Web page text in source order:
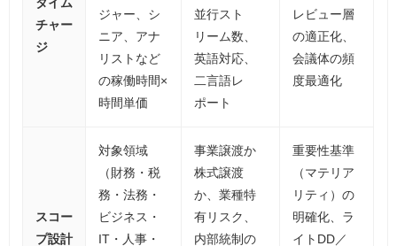
タイム
チャー
ジ
ジャー、シ
ニア、アナ
リストなど
の稼働時間×
時間単価
並行スト
リーム数、
英語対応、
二言語レ
ポート
レビュー層
の適正化、
会議体の頻
度最適化
スコー
プ設計
対象領域
（財務・税
務・法務・
ビジネス・
IT・人事・
事業譲渡か
株式譲渡
か、業種特
有リスク、
内部統制の
重要性基準
（マテリア
リティ）の
明確化、ラ
イトDD／